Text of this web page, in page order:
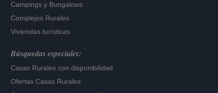
Campings y Bungalows
Complejos Rurales
Viviendas turísticas
Búsquedas especiales:
Casas Rurales con disponibilidad
Ofertas Casas Rurales